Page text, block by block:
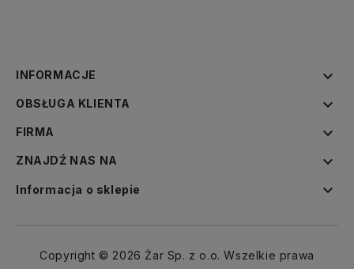
INFORMACJE 
OBSŁUGA KLIENTA 
FIRMA 
ZNAJDŹ NAS NA 
Informacja o sklepie 
Copyright © 2026 Żar Sp. z o.o. Wszelkie prawa